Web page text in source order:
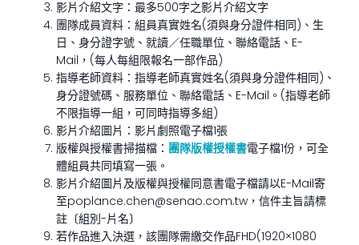
影片介紹文字：最多500字之影片介紹文字
團隊成員資料：組員真實姓名(須與身分證件相同)、生
日、身分證字號、就讀／任職單位、聯絡電話、E-
Mail，(每人每組限報名一部作品)
指導老師資料：指導老師真實姓名(須與身分證件相同)、
身分證號碼、服務單位、聯絡電話、E-Mail。(指導老師
不限指導一組，可同時指導多組)
影片介紹圖片：影片劇照電子檔1張
版權與授權書掃描檔： 團隊版權授權書電子檔1份，可全
體組員共同填寫一張。
影片介紹圖片及版權與授權同意書電子檔請以E-Mail寄
至poplance.chen@senao.com.tw，信件主旨請標
註〔組別-片名〕
若作品進入決選，該團隊需繳交作品FHD(1920×1080